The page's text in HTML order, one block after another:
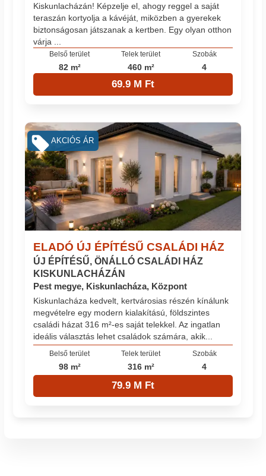
Kiskunlacházán! Képzelje el, ahogy reggel a saját
teraszán kortyolja a kávéját, miközben a gyerekek
biztonságosan játszanak a kertben. Egy olyan otthon
várja ...
Belső terület
82 m²
Telek terület
460 m²
Szobák
4
69.9 M Ft
ELADÓ ÚJ ÉPÍTÉSŰ CSALÁDI HÁZ
ÚJ ÉPÍTÉSŰ, ÖNÁLLÓ CSALÁDI HÁZ
KISKUNLACHÁZÁN
Pest megye, Kiskunlacháza, Központ
Kiskunlacháza kedvelt, kertvárosias részén kínálunk
megvételre egy modern kialakítású, földszintes
családi házat 316 m²-es saját telekkel. Az ingatlan
ideális választás lehet családok számára, akik...
Belső terület
98 m²
Telek terület
316 m²
Szobák
4
79.9 M Ft
AKCIÓS ÁR